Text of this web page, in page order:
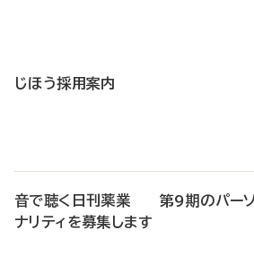
じほう採用案内
音で聴く日刊薬業 第9期のパー
ナリティを募集します